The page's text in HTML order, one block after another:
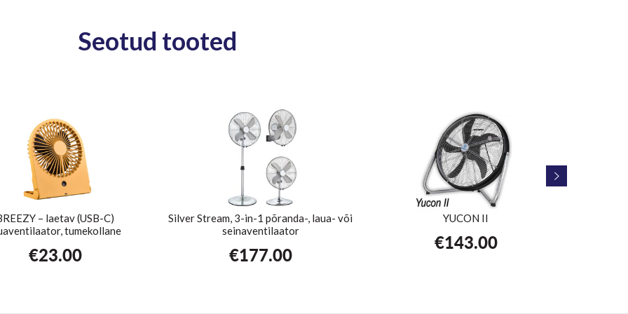
Seotud tooted
– laetav (USB-C)
tumekollane
€23.00
Silver Stream, 3-in-1 põranda-, laua- või
seinaventilaator
€177.00
YUCON II
€143.00